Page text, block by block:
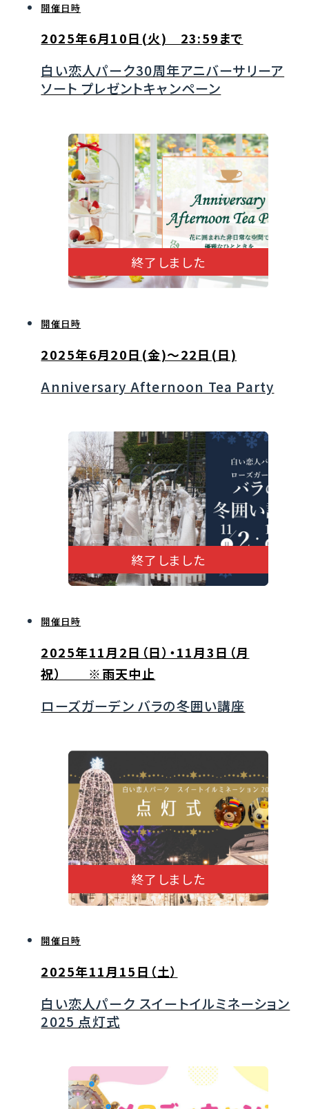
開催日時
2025年6月10日(火) 23:59まで
白い恋人パーク30周年アニバーサリーア
ソート プレゼントキャンペーン
終了しました
開催日時
2025年6月20日(金)～22日(日)
Anniversary Afternoon Tea Party
終了しました
開催日時
2025年11月2日（日）・11月3日（月
祝） ※雨天中止
ローズガーデン バラの冬囲い講座
終了しました
開催日時
2025年11月15日（土）
白い恋人パーク スイートイルミネーション
2025 点灯式